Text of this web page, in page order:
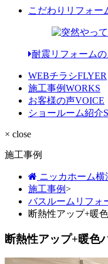
こだわりリフォー
耐震リフォームの
WEBチラシFLYER
施工事例WORKS
お客様の声VOICE
ショールーム紹介
× close
施工事例
ニッカホーム横
施工事例>
バスルームリフォ
断熱性アップ+暖
断熱性アップ+暖色